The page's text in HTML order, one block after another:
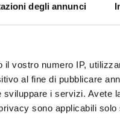
degli annunci
vostro numero IP,
al fine di pubblicare
i servizi. Avete
sono applicabili solo